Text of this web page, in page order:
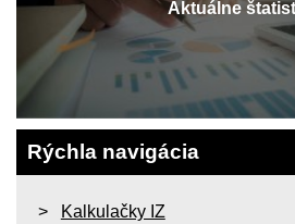
Aktuálne
Rýchla navigácia
Kalkulačky IZ